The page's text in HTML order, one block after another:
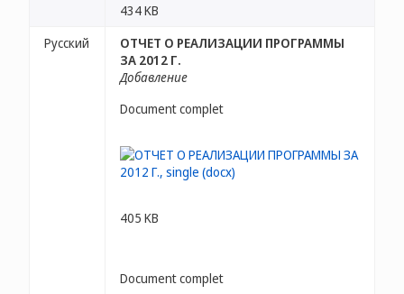
434 KB
Русский
ОТЧЕТ О РЕАЛИЗАЦИИ ПРОГРАММЫ
ЗА 2012 Г.
Добавление
Document complet
405 KB
Document complet